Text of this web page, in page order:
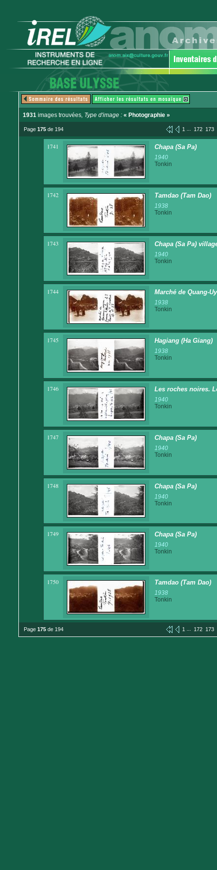
1931 images trouvées, Type d'image : « Photographie »
Page 175 de 194 1 ... 172 173
1741 Chapa (Sa Pa)
1940
Tonkin
1742 Tamdao (Tam Dao)
1938
Tonkin
1743 Chapa (Sa Pa)
1940
Tonkin
1744 Marché de Quang-
1938
Tonkin
1745 Hagiang (Ha Giang)
1938
Tonkin
1746 Les roches noires.
1940
Tonkin
1747 Chapa (Sa Pa)
1940
Tonkin
1748 Chapa (Sa Pa)
1940
Tonkin
1749 Chapa (Sa Pa)
1940
Tonkin
1750 Tamdao (Tam Dao)
1938
Tonkin
Page 175 de 194 1 ... 172 173